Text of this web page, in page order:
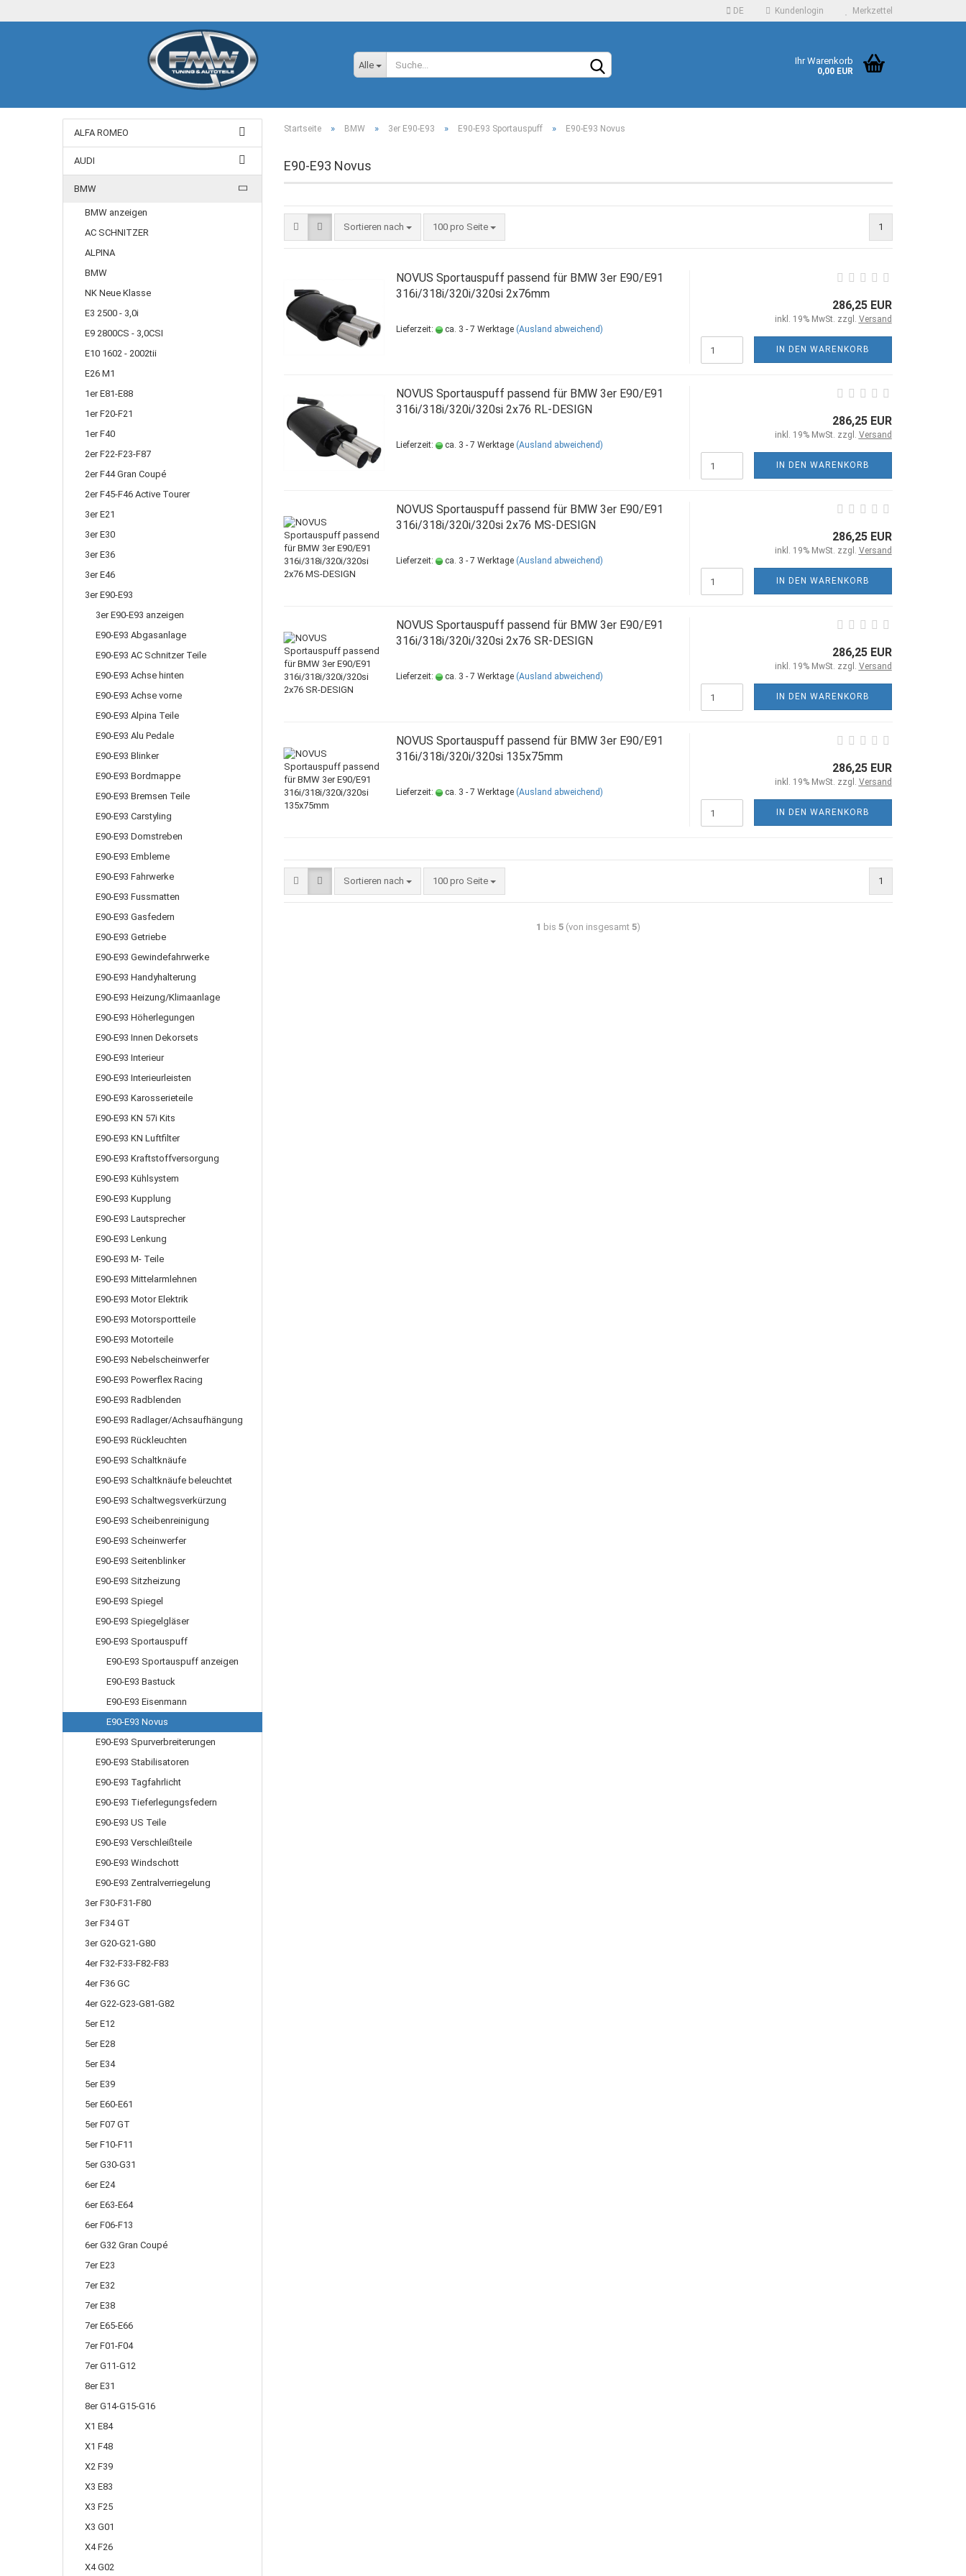
DE Kundenlogin
Konto erstellen
Merkzettel
Alle Ihr Warenkorb
0,00 EUR
Startseite » BMW » 3er E90-E93 » E90-E93 Sportauspuff » E90-E93 Novus
E90-E93 Novus
Sortieren nach 100 pro Seite 1
NOVUS Sportauspuff passend für BMW 3er E90/E91
316i/318i/320i/320si 2x76mm
Lieferzeit: ca. 3 - 7 Werktage (Ausland abweichend)
286,25 EUR
inkl. 19% MwSt. zzgl. Versand
IN DEN WARENKORB
NOVUS Sportauspuff passend für BMW 3er E90/E91
316i/318i/320i/320si 2x76 RL-DESIGN
Lieferzeit: ca. 3 - 7 Werktage (Ausland abweichend)
286,25 EUR
inkl. 19% MwSt. zzgl. Versand
IN DEN WARENKORB
NOVUS Sportauspuff passend für BMW 3er E90/E91
316i/318i/320i/320si 2x76 MS-DESIGN
Lieferzeit: ca. 3 - 7 Werktage (Ausland abweichend)
286,25 EUR
inkl. 19% MwSt. zzgl. Versand
IN DEN WARENKORB
NOVUS Sportauspuff passend für BMW 3er E90/E91
316i/318i/320i/320si 2x76 SR-DESIGN
Lieferzeit: ca. 3 - 7 Werktage (Ausland abweichend)
286,25 EUR
inkl. 19% MwSt. zzgl. Versand
IN DEN WARENKORB
NOVUS Sportauspuff passend für BMW 3er E90/E91
316i/318i/320i/320si 135x75mm
Lieferzeit: ca. 3 - 7 Werktage (Ausland abweichend)
286,25 EUR
inkl. 19% MwSt. zzgl. Versand
IN DEN WARENKORB
Sortieren nach 100 pro Seite 1
1 bis 5(von insgesamt 5)
ALFA ROMEO
AUDI
BMW
BMW anzeigen
AC SCHNITZER
ALPINA
BMW
NK Neue Klasse
E3 2500 - 3,0i
E9 2800CS - 3,0CSI
E10 1602 - 2002tii
E26 M1
1er E81-E88
1er F20-F21
1er F40
2er F22-F23-F87
2er F44 Gran Coupé
2er F45-F46 Active Tourer
3er E21
3er E30
3er E36
3er E46
3er E90-E93
3er E90-E93 anzeigen
E90-E93 Abgasanlage
E90-E93 AC Schnitzer Teile
E90-E93 Achse hinten
E90-E93 Achse vorne
E90-E93 Alpina Teile
E90-E93 Alu Pedale
E90-E93 Blinker
E90-E93 Bordmappe
E90-E93 Bremsen Teile
E90-E93 Carstyling
E90-E93 Domstreben
E90-E93 Embleme
E90-E93 Fahrwerke
E90-E93 Fussmatten
E90-E93 Gasfedern
E90-E93 Getriebe
E90-E93 Gewindefahrwerke
E90-E93 Handyhalterung
E90-E93 Heizung/Klimaanlage
E90-E93 Höherlegungen
E90-E93 Innen Dekorsets
E90-E93 Interieur
E90-E93 Interieurleisten
E90-E93 Karosserieteile
E90-E93 KN 57i Kits
E90-E93 KN Luftfilter
E90-E93 Kraftstoffversorgung
E90-E93 Kühlsystem
E90-E93 Kupplung
E90-E93 Lautsprecher
E90-E93 Lenkung
E90-E93 M- Teile
E90-E93 Mittelarmlehnen
E90-E93 Motor Elektrik
E90-E93 Motorsportteile
E90-E93 Motorteile
E90-E93 Nebelscheinwerfer
E90-E93 Powerflex Racing
E90-E93 Radblenden
E90-E93 Radlager/Achsaufhängung
E90-E93 Rückleuchten
E90-E93 Schaltknäufe
E90-E93 Schaltknäufe beleuchtet
E90-E93 Schaltwegsverkürzung
E90-E93 Scheibenreinigung
E90-E93 Scheinwerfer
E90-E93 Seitenblinker
E90-E93 Sitzheizung
E90-E93 Spiegel
E90-E93 Spiegelgläser
E90-E93 Sportauspuff
E90-E93 Sportauspuff anzeigen
E90-E93 Bastuck
E90-E93 Eisenmann
E90-E93 Novus
E90-E93 Spurverbreiterungen
E90-E93 Stabilisatoren
E90-E93 Tagfahrlicht
E90-E93 Tieferlegungsfedern
E90-E93 US Teile
E90-E93 Verschleißteile
E90-E93 Windschott
E90-E93 Zentralverriegelung
3er F30-F31-F80
3er F34 GT
3er G20-G21-G80
4er F32-F33-F82-F83
4er F36 GC
4er G22-G23-G81-G82
5er E12
5er E28
5er E34
5er E39
5er E60-E61
5er F07 GT
5er F10-F11
5er G30-G31
6er E24
6er E63-E64
6er F06-F13
6er G32 Gran Coupé
7er E23
7er E32
7er E38
7er E65-E66
7er F01-F04
7er G11-G12
8er E31
8er G14-G15-G16
X1 E84
X1 F48
X2 F39
X3 E83
X3 F25
X3 G01
X4 F26
X4 G02